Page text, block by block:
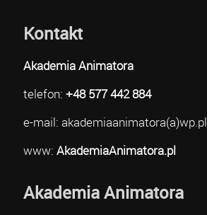
Kontakt
Akademia Animatora
telefon: +48 577 442 884
e-mail: akademiaanimatora(a)wp.pl
www: AkademiaAnimatora.pl
Akademia Animatora